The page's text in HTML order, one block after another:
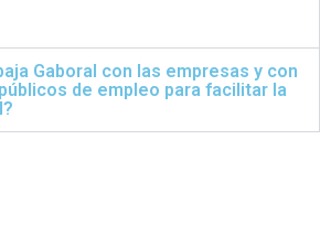
Gaboral con las empresas y con
de empleo para facilitar la